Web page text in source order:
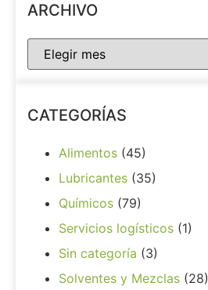
ARCHIVO
CATEGORÍAS
Alimentos (45)
Lubricantes (35)
Químicos (79)
Servicios logísticos (1)
Sin categoría (3)
Solventes y Mezclas (28)